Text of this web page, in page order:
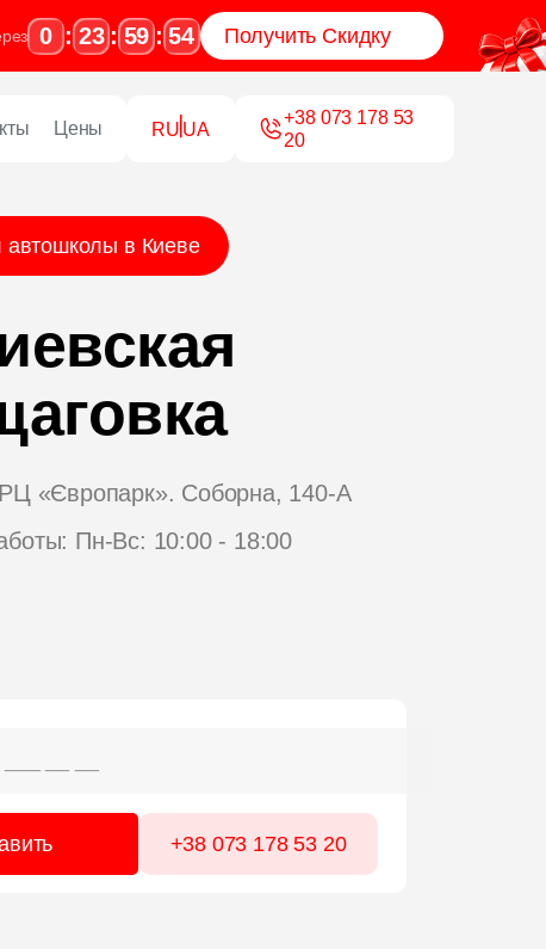
0 : 23 : 59 : 52 Получить Скидку
Цены RU UA
+38 063 765 43
76
в Киеве
«Європарк». Соборна, 140-A
Пн-Вс: 10:00 - 18:00
+38 063 765 43 76